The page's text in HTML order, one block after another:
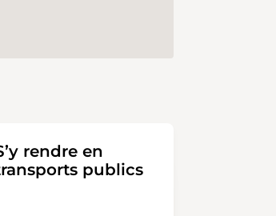
rendre en
publics